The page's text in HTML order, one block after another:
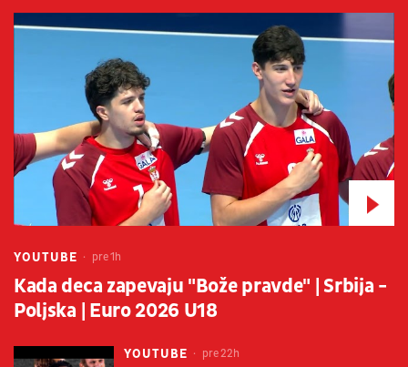
YOUTUBE pre 1h
Kada deca zapevaju "Bože pravde" | Srbija -
Poljska | Euro 2026 U18
YOUTUBE pre 22h